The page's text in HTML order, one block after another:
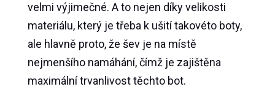
velmi výjimečné. A to nejen díky velikosti
materiálu, který je třeba k ušití takovéto boty,
ale hlavně proto, že šev je na místě
nejmenšího namáhání, čímž je zajištěna
maximální trvanlivost těchto bot.